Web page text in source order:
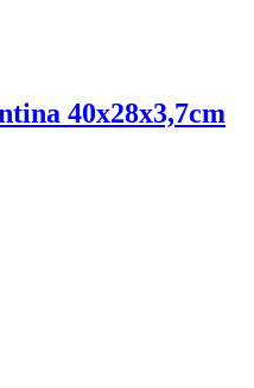
40x28x3,7cm